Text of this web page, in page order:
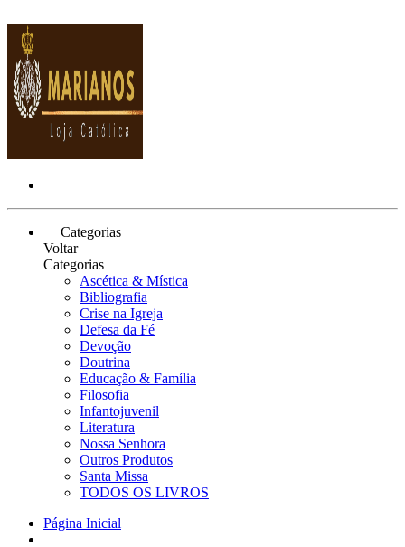
Categorias
Voltar
Categorias
Ascética & Mística
Bibliografia
Crise na Igreja
Defesa da Fé
Devoção
Doutrina
Educação & Família
Filosofia
Infantojuvenil
Literatura
Nossa Senhora
Outros Produtos
Santa Missa
TODOS OS LIVROS
Página Inicial